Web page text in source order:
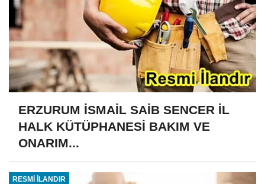
ERZURUM İSMAİL SAİB SENCER İL
HALK KÜTÜPHANESİ BAKIM VE
ONARIM...
RESMİ İLANDIR